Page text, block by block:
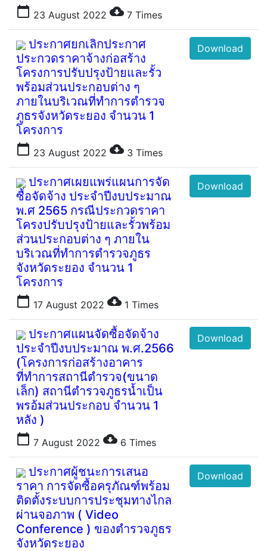
calendar_today 23 August 2022 cloud_download 7 Times
ประกาศยกเลิกประกาศ
ประกวดราคาจ้างก่อสร้าง
โครงการปรับปรุงป้ายและรั้ว
พร้อมส่วนประกอบต่าง ๆ
ภายในบริเวณที่ทำการตำรวจ
ภูธรจังหวัดระยอง จำนวน 1
โครงการ
calendar_today 23 August 2022 cloud_download 3 Times
Download
ประกาศเผยแพร่แผนการจัด
ซื้อจัดจ้าง ประจำปีงบประมาณ
พ.ศ 2565 กรณีประกวดราคา
โครงปรับปรุงป้ายและรั้วพร้อม
ส่วนประกอบต่าง ๆ ภายใน
บริเวณที่ทำการตำรวจภูธร
จังหวัดระยอง จำนวน 1
โครงการ
calendar_today 17 August 2022 cloud_download 1 Times
Download
ประกาศแผนจัดซื้อจัดจ้าง
ประจำปีงบประมาณ พ.ศ.2566
(โครงการก่อสร้างอาคาร
ที่ทำการสถานีตำรวจ(ขนาด
เล็ก) สถานีตำรวจภูธรน้ำเป็น
พรอ้มส่วนประกอบ จำนวน 1
หลัง )
calendar_today 7 August 2022 cloud_download 6 Times
Download
ประกาศผู้ชนะการเสนอ
ราคา การจัดซื้อครุภัณฑ์พร้อม
ติดตั้งระบบการประชุมทางไกล
ผ่านจอภาพ ( Video
Conference ) ของตำรวจภูธร
จังหวัดระยอง
Download